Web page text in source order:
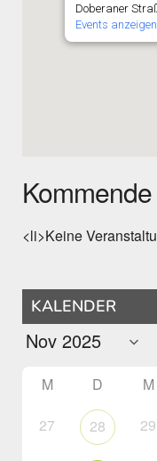
Doberaner
Events anzeigen
<li>Keine
KALENDER
M D M
27 28 29